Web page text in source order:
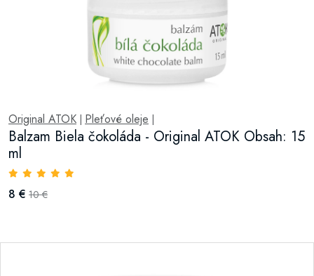
Original ATOK | Pleťové oleje |
Balzam Biela čokoláda - Original ATOK Obsah: 15
ml
8 € 10 €